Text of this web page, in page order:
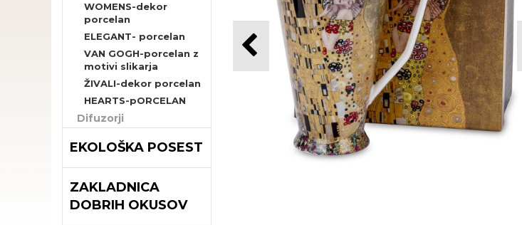
WOMENS-dekor
porcelan
ELEGANT- porcelan
VAN GOGH-porcelan z
motivi slikarja
ŽIVALI-dekor porcelan
HEARTS-pORCELAN
Difuzorji
EKOLOŠKA POSEST
ZAKLADNICA
DOBRIH OKUSOV